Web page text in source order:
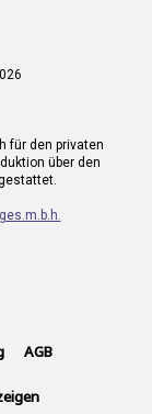
für den privaten
über den
AGB